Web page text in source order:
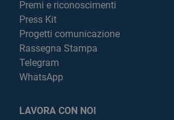
Premi e riconoscimenti
Press Kit
Progetti comunicazione
Rassegna Stampa
Telegram
WhatsApp
LAVORA CON NOI